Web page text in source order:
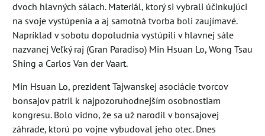
dvoch hlavných sálach. Materiál, ktorý si vybrali účinkujúci
na svoje vystúpenia a aj samotná tvorba boli zaujímavé.
Napríklad v sobotu dopoludnia vystúpili v hlavnej sále
nazvanej Veľký raj (Gran Paradiso) Min Hsuan Lo, Wong Tsau
Shing a Carlos Van der Vaart.
Min Hsuan Lo, prezident Tajwanskej asociácie tvorcov
bonsajov patril k najpozoruhodnejším osobnostiam
kongresu. Bolo vidno, že sa už narodil v bonsajovej
záhrade, ktorú po vojne vybudoval jeho otec. Dnes